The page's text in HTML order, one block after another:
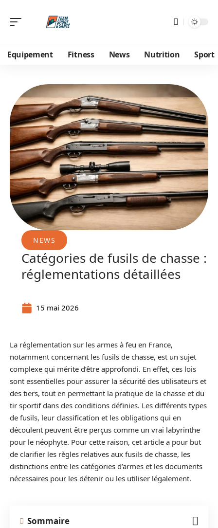
Equipement Fitness News Nutrition Sport
NEWS
Catégories de fusils de chasse :
réglementations détaillées
15 mai 2026
La réglementation sur les armes à feu en France,
notamment concernant les fusils de chasse, est un sujet
complexe qui mérite d’être approfondi. En effet, ces lois
sont essentielles pour assurer la sécurité des utilisateurs et
des tiers, tout en permettant la pratique de la chasse et du
tir sportif dans des conditions définies. Les différents types
de fusils, leur classification et les obligations qui en
découlent peuvent être perçus comme un vrai labyrinthe
pour le néophyte. Pour cette raison, cet article a pour but
de clarifier les règles relatives aux fusils de chasse, les
distinctions entre les catégories d’armes et les documents
nécessaires pour les détenir ou les utiliser légalement.
Sommaire